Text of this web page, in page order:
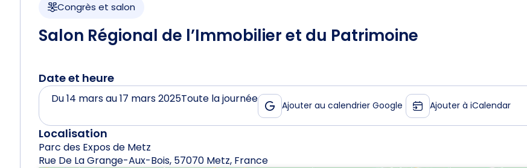
Congrès et salon
Salon Régional de l’Immobilier et du Patrimoine
Date et heure
Du 14 mars au 17 mars 2025Toute la journée Ajouter au calendrier Google Ajouter à iCalendar
Localisation
Parc des Expos de Metz
Rue De La Grange-Aux-Bois, 57070 Metz, France